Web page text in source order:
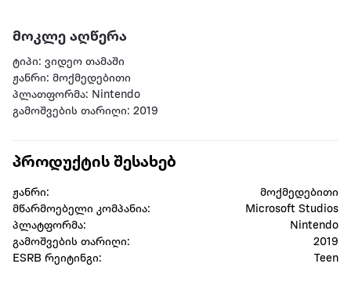
მოკლე აღწერა
ტიპი: ვიდეო თამაში
ჟანრი: მოქმედებითი
პლათფორმა: Nintendo
გამოშვების თარიღი: 2019
პროდუქტის შესახებ
ჟანრი:
მოქმედებითი
მწარმოებელი კომპანია:
Microsoft Studios
პლატფორმა:
Nintendo
გამოშვების თარიღი:
2019
ESRB რეიტინგი:
Teen